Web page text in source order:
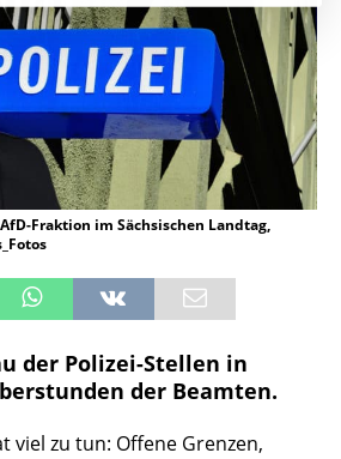
Fraktion im Sächsischen Landtag,
der Polizei-Stellen in
der Beamten.
viel zu tun: Offene Grenzen,